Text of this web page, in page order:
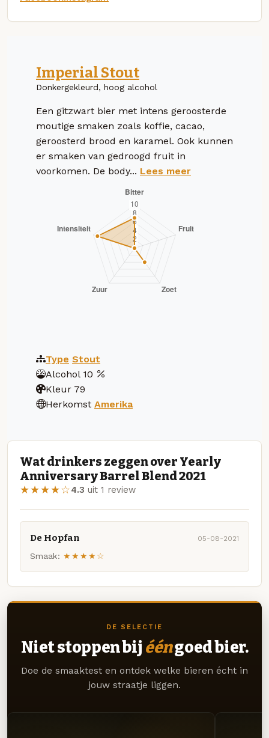
Imperial Stout
Donkergekleurd, hoog alcohol
Een gitzwart bier met intens geroosterde
moutige smaken zoals koffie, cacao,
geroosterd brood en karamel. Ook kunnen
er smaken van gedroogd fruit in
voorkomen. De body... Lees meer
Type Stout
Alcohol 10
Kleur 79
Herkomst Amerika
Wat drinkers zeggen over Yearly
Anniversary Barrel Blend 2021
★★★★☆4.3 uit 1 review
De Hopfan 05-08-2021
Smaak: ★★★★☆
DE SELECTIE
Niet stoppen bij ééngoed bier.
Doe de smaaktest en ontdek welke bieren écht in
jouw straatje liggen.